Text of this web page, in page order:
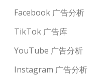
Facebook 广告分析
TikTok 广告库
YouTube 广告分析
Instagram 广告分析